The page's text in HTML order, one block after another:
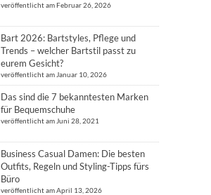
veröffentlicht am Februar 26, 2026
Bart 2026: Bartstyles, Pflege und
Trends – welcher Bartstil passt zu
eurem Gesicht?
veröffentlicht am Januar 10, 2026
Das sind die 7 bekanntesten Marken
für Bequemschuhe
veröffentlicht am Juni 28, 2021
Business Casual Damen: Die besten
Outfits, Regeln und Styling-Tipps fürs
Büro
veröffentlicht am April 13, 2026